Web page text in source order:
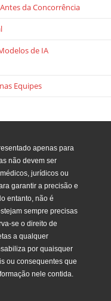
da Concorrência
de IA
Equipes
apenas para
não devem ser
jurídicos ou
garantir a precisão e
entanto, não é
sempre precisas
se o direito de
a qualquer
por quaisquer
ou consequentes que
nele contida.